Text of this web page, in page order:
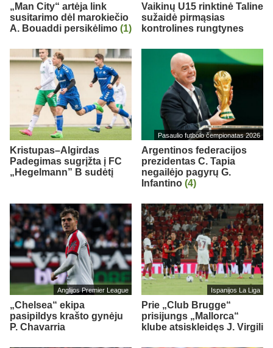
„Man City“ artėja link
susitarimo dėl marokiečio
A. Bouaddi persikėlimo (1)
Vaikinų U15 rinktinė Taline
sužaidė pirmąsias
kontrolines rungtynes
Kristupas–Algirdas
Padegimas sugrįžta į FC
„Hegelmann” B sudėtį
Pasaulio futbolo čempionatas 2026
Argentinos federacijos
prezidentas C. Tapia
negailėjo pagyrų G.
Infantino (4)
Anglijos Premier League
„Chelsea“ ekipa
pasipildys krašto gynėju
P. Chavarria
Ispanijos La Liga
Prie „Club Brugge“
prisijungs „Mallorca“
klube atsiskleidęs J. Virgili